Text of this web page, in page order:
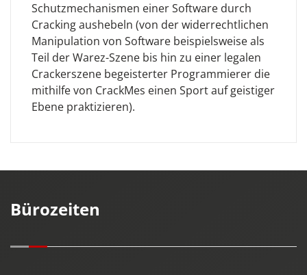
Schutzmechanismen einer Software durch
Cracking aushebeln (von der widerrechtlichen
Manipulation von Software beispielsweise als
Teil der Warez-Szene bis hin zu einer legalen
Crackerszene begeisterter Programmierer die
mithilfe von CrackMes einen Sport auf geistiger
Ebene praktizieren).
Bürozeiten